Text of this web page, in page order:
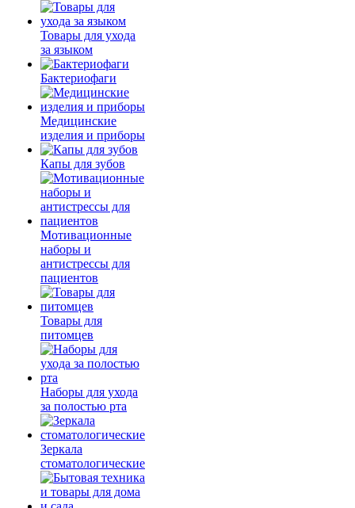
Товары для ухода
за языком
Бактериофаги
Медицинские
изделия и приборы
Капы для зубов
Мотивационные
наборы и
антистрессы для
пациентов
Товары для
питомцев
Наборы для ухода
за полостью рта
Зеркала
стоматологические